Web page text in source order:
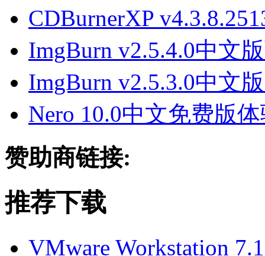
CDBurnerXP
ImgBurn v2.5.4.0中文
ImgBurn v2.5.3.0中文
Nero 10.0中文免费版
赞助商链接:
推荐下载
VMware Workstation